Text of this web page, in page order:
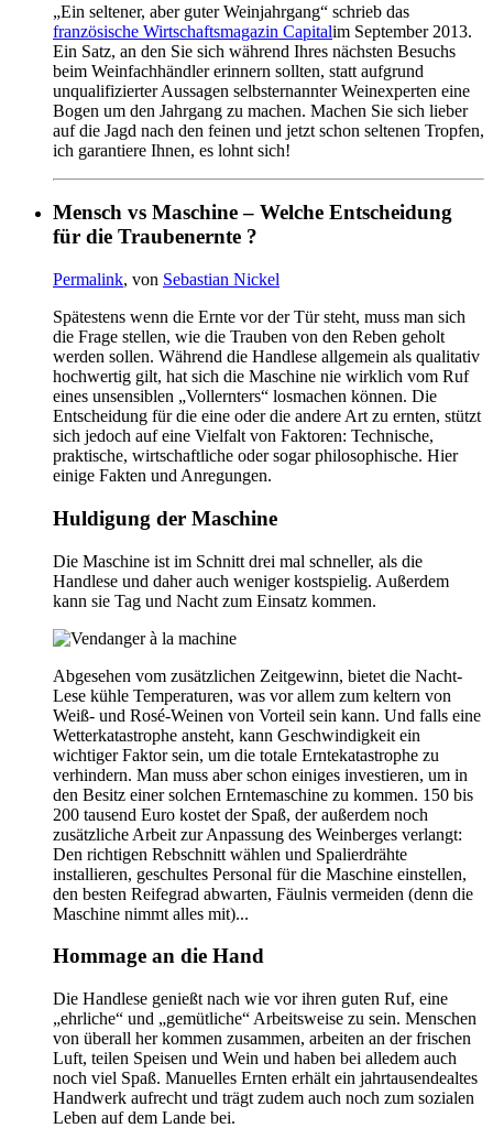
„Ein seltener, aber guter Weinjahrgang“ schrieb das
französische Wirtschaftsmagazin Capitalim September 2013.
Ein Satz, an den Sie sich während Ihres nächsten Besuchs
beim Weinfachhändler erinnern sollten, statt aufgrund
unqualifizierter Aussagen selbsternannter Weinexperten eine
Bogen um den Jahrgang zu machen. Machen Sie sich lieber
auf die Jagd nach den feinen und jetzt schon seltenen Tropfen,
ich garantiere Ihnen, es lohnt sich!
Mensch vs Maschine – Welche Entscheidung
für die Traubenernte ?
Permalink, von Sebastian Nickel
Spätestens wenn die Ernte vor der Tür steht, muss man sich
die Frage stellen, wie die Trauben von den Reben geholt
werden sollen. Während die Handlese allgemein als qualitativ
hochwertig gilt, hat sich die Maschine nie wirklich vom Ruf
eines unsensiblen „Vollernters“ losmachen können. Die
Entscheidung für die eine oder die andere Art zu ernten, stützt
sich jedoch auf eine Vielfalt von Faktoren: Technische,
praktische, wirtschaftliche oder sogar philosophische. Hier
einige Fakten und Anregungen.
Huldigung der Maschine
Die Maschine ist im Schnitt drei mal schneller, als die
Handlese und daher auch weniger kostspielig. Außerdem
kann sie Tag und Nacht zum Einsatz kommen.
Abgesehen vom zusätzlichen Zeitgewinn, bietet die Nacht-
Lese kühle Temperaturen, was vor allem zum keltern von
Weiß- und Rosé-Weinen von Vorteil sein kann. Und falls eine
Wetterkatastrophe ansteht, kann Geschwindigkeit ein
wichtiger Faktor sein, um die totale Erntekatastrophe zu
verhindern. Man muss aber schon einiges investieren, um in
den Besitz einer solchen Erntemaschine zu kommen. 150 bis
200 tausend Euro kostet der Spaß, der außerdem noch
zusätzliche Arbeit zur Anpassung des Weinberges verlangt:
Den richtigen Rebschnitt wählen und Spalierdrähte
installieren, geschultes Personal für die Maschine einstellen,
den besten Reifegrad abwarten, Fäulnis vermeiden (denn die
Maschine nimmt alles mit)...
Hommage an die Hand
Die Handlese genießt nach wie vor ihren guten Ruf, eine
„ehrliche“ und „gemütliche“ Arbeitsweise zu sein. Menschen
von überall her kommen zusammen, arbeiten an der frischen
Luft, teilen Speisen und Wein und haben bei alledem auch
noch viel Spaß. Manuelles Ernten erhält ein jahrtausendealtes
Handwerk aufrecht und trägt zudem auch noch zum sozialen
Leben auf dem Lande bei.